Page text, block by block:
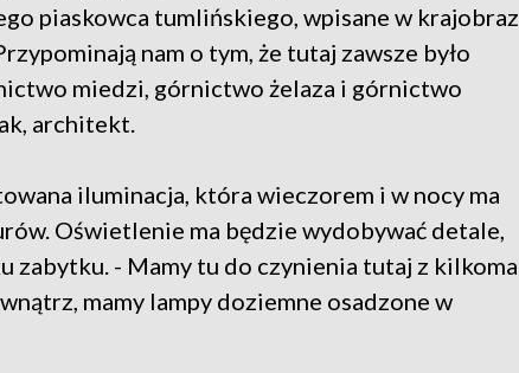
piaskowca tumlińskiego, wpisane w krajobraz
nam o tym, że tutaj zawsze było
miedzi, górnictwo żelaza i górnictwo
architekt.
iluminacja, która wieczorem i w nocy ma
Oświetlenie ma będzie wydobywać detale,
zabytku. - Mamy tu do czynienia tutaj z kilkoma
mamy lampy doziemne osadzone w